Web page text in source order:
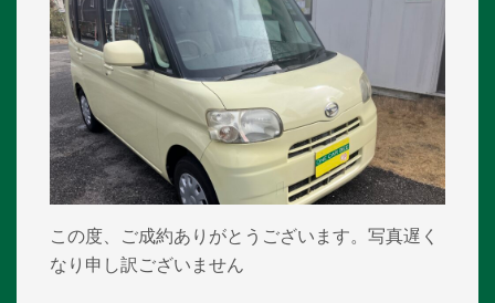
この度、ご成約ありがとうございます。写真遅く
なり申し訳ございません